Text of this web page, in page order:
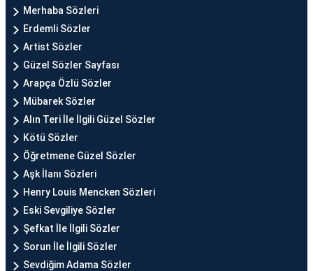
Merhaba Sözleri
Erdemli Sözler
Artist Sözler
Güzel Sözler Sayfası
Arapça Özlü Sözler
Mübarek Sözler
Alın Teri İle İlgili Güzel Sözler
Kötü Sözler
Öğretmene Güzel Sözler
Aşk İlanı Sözleri
Henry Louis Mencken Sözleri
Eski Sevgiliye Sözler
Şefkat İle İlgili Sözler
Sorun İle İlgili Sözler
Sevdiğim Adama Sözler